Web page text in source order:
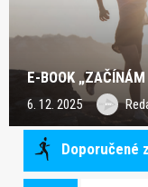
E-BOOK
6. 12. 2025
Doporučené